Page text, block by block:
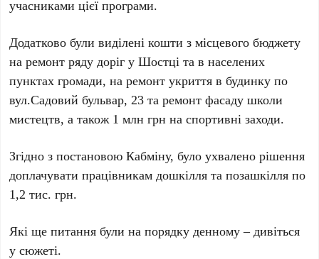
учасниками цієї програми.
Додатково були виділені кошти з місцевого бюджету
на ремонт ряду доріг у Шостці та в населених
пунктах громади, на ремонт укриття в будинку по
вул.Садовий бульвар, 23 та ремонт фасаду школи
мистецтв, а також 1 млн грн на спортивні заходи.
Згідно з постановою Кабміну, було ухвалено рішення
доплачувати працівникам дошкілля та позашкілля по
1,2 тис. грн.
Які ще питання були на порядку денному – дивіться
у сюжеті.